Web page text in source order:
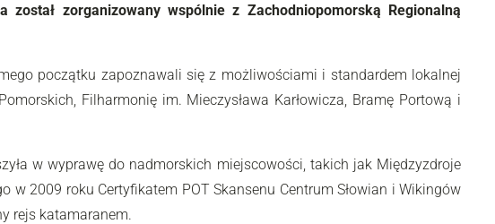
zorganizowany wspólnie z Zachodniopomorską Regionalną
początku zapoznawali się z możliwościami i standardem lokalnej
Filharmonię im. Mieczysława Karłowicza, Bramę Portową i
w wyprawę do nadmorskich miejscowości, takich jak Międzyzdroje
2009 roku Certyfikatem POT Skansenu Centrum Słowian i Wikingów
rejs katamaranem.